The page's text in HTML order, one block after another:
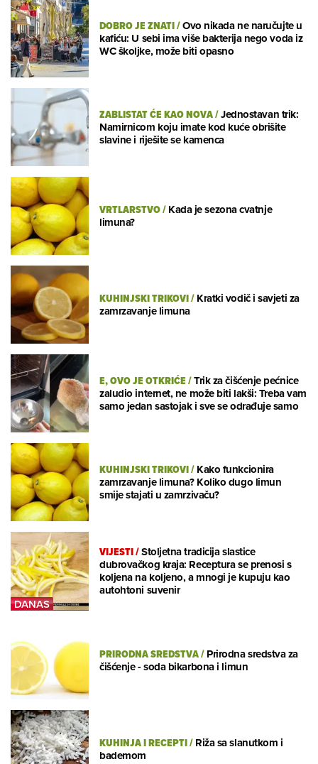
DOBRO JE ZNATI/Ovo nikada ne naručujte u
kafiću: U sebi ima više bakterija nego voda iz
WC školjke, može biti opasno
ZABLISTAT ĆE KAO NOVA/Jednostavan trik:
Namirnicom koju imate kod kuće obrišite
slavine i riješite se kamenca
VRTLARSTVO/Kada je sezona cvatnje
limuna?
KUHINJSKI TRIKOVI/Kratki vodič i savjeti za
zamrzavanje limuna
E, OVO JE OTKRIĆE/Trik za čišćenje pećnice
zaludio internet, ne može biti lakši: Treba vam
samo jedan sastojak i sve se odrađuje samo
KUHINJSKI TRIKOVI/Kako funkcionira
zamrzavanje limuna? Koliko dugo limun
smije stajati u zamrzivaču?
VIJESTI/Stoljetna tradicija slastice
dubrovačkog kraja: Receptura se prenosi s
koljena na koljeno, a mnogi je kupuju kao
autohtoni suvenir
PRIRODNA SREDSTVA/Prirodna sredstva za
čišćenje - soda bikarbona i limun
KUHINJA I RECEPTI/Riža sa slanutkom i
bademom